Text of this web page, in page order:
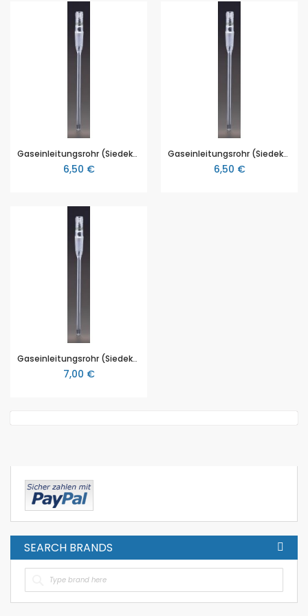
Gaseinleitungsrohr (Siedekapillare) mit Schlauchansatzstutzen, Kernschliff NS 14,5 und GL-Verschraubung
6,50 €
Gaseinleitungsrohr (Siedekapillare) mit Schlauchansatzstutzen, Kernschliff NS 19 und GL-Verschraubung
6,50 €
Gaseinleitungsrohr (Siedekapillare) mit Schlauchansatzstutzen, Kernschliff NS 29 und GL-Verschraubung
7,00 €
SEARCH BRANDS